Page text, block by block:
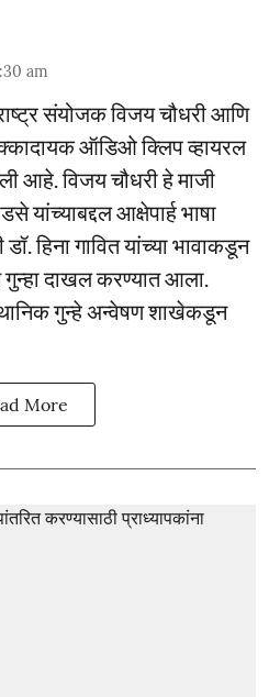
am
संयोजक विजय चौधरी आणि
ऑडिओ क्लिप व्हायरल
आहे. विजय चौधरी हे माजी
यांच्याबद्दल आक्षेपार्ह भाषा
हिना गावित यांच्या भावाकडून
गुन्हा दाखल करण्यात आला.
गुन्हे अन्वेषण शाखेकडून
More